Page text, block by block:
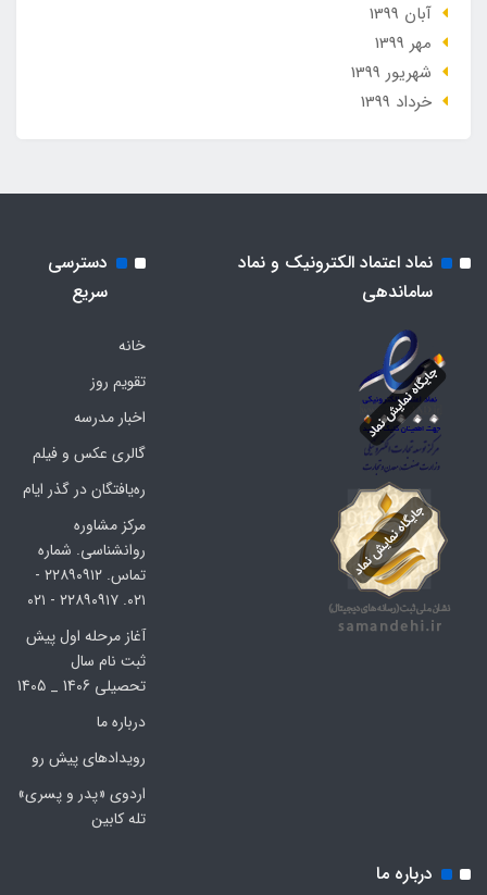
آبان 1399
مهر 1399
شهریور 1399
خرداد 1399
نماد اعتماد الکترونیک و نماد
ساماندهی
دسترسی
سریع
خانه
تقویم روز
اخبار مدرسه
گالری عکس و فیلم
ره‌یافتگان در گذر ایام
مرکز مشاوره
روانشناسی. شماره
تماس. ۲۲۸۹۰۹۱۲ -
۰۲۱. ۲۲۸۹۰۹۱۷ - ۰۲۱
آغاز مرحله اول پیش
ثبت نام سال
تحصیلی 1406 _ 1405
درباره ما
رویدادهای پیش رو
اردوی «پدر و پسری»
تله کابین
درباره ما